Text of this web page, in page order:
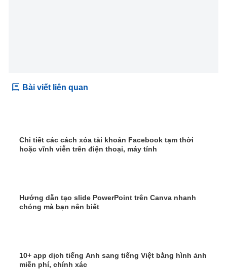
Bài viết liên quan
Chi tiết các cách xóa tài khoản Facebook tạm thời
hoặc vĩnh viễn trên điện thoại, máy tính
Hướng dẫn tạo slide PowerPoint trên Canva nhanh
chóng mà bạn nên biết
10+ app dịch tiếng Anh sang tiếng Việt bằng hình ảnh
miễn phí, chính xác